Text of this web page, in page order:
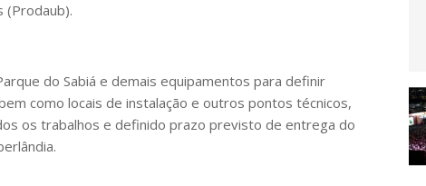
(Prodaub).
do Sabiá e demais equipamentos para definir
como locais de instalação e outros pontos técnicos,
os trabalhos e definido prazo previsto de entrega do